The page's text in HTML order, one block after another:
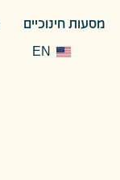
מסעות חינוכיים
EN